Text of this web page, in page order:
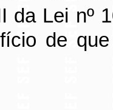
da Lei nº
de